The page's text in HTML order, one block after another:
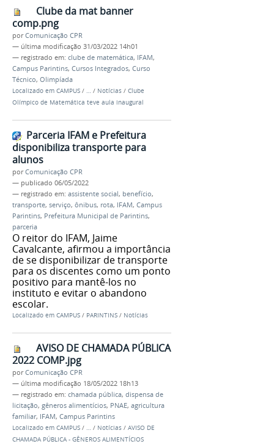
Clube da mat banner
comp.png
porComunicação CPR
— última modificação 31/03/2022 14h01
— registrado em: clube de matemática, IFAM,
Campus Parintins, Cursos Integrados, Curso
Técnico, Olimpíada
Localizado em CAMPUS / … / Notícias / Clube
Olímpico de Matemática teve aula inaugural
Parceria IFAM e Prefeitura
disponibiliza transporte para
alunos
porComunicação CPR
— publicado 06/05/2022
— registrado em: assistente social, benefício,
transporte, serviço, ônibus, rota, IFAM, Campus
Parintins, Prefeitura Municipal de Parintins,
parceria
O reitor do IFAM, Jaime
Cavalcante, afirmou a importância
de se disponibilizar de transporte
para os discentes como um ponto
positivo para mantê-los no
instituto e evitar o abandono
escolar.
Localizado em CAMPUS / PARINTINS / Notícias
AVISO DE CHAMADA PÚBLICA
2022 COMP.jpg
porComunicação CPR
— última modificação 18/05/2022 18h13
— registrado em: chamada pública, dispensa de
licitação, gêneros alimentícios, PNAE, agricultura
familiar, IFAM, Campus Parintins
Localizado em CAMPUS / … / Notícias / AVISO DE
CHAMADA PÚBLICA - GÊNEROS ALIMENTÍCIOS